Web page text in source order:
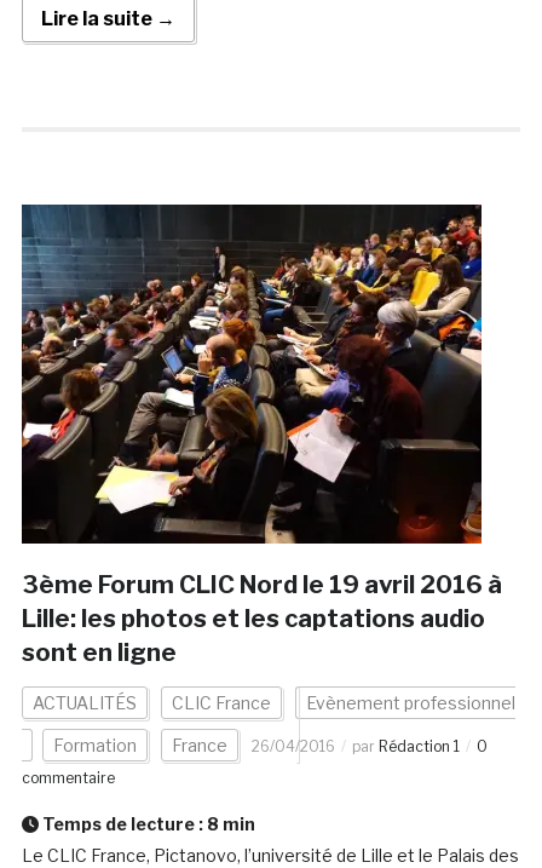
Lire la suite →
3ème Forum CLIC Nord le 19 avril 2016 à
Lille: les photos et les captations audio
sont en ligne
ACTUALITÉS CLIC France Evènement professionnel
Formation France 26/04/2016 par Rédaction 1
0
commentaire
Temps de lecture : 8 min
Le CLIC France, Pictanovo, l’université de Lille et le Palais des